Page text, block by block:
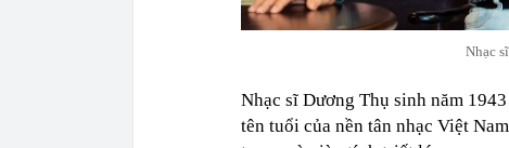
Nhạc
Nhạc sĩ Dương Thụ sinh năm
tên tuổi của nền tân nhạc Việt